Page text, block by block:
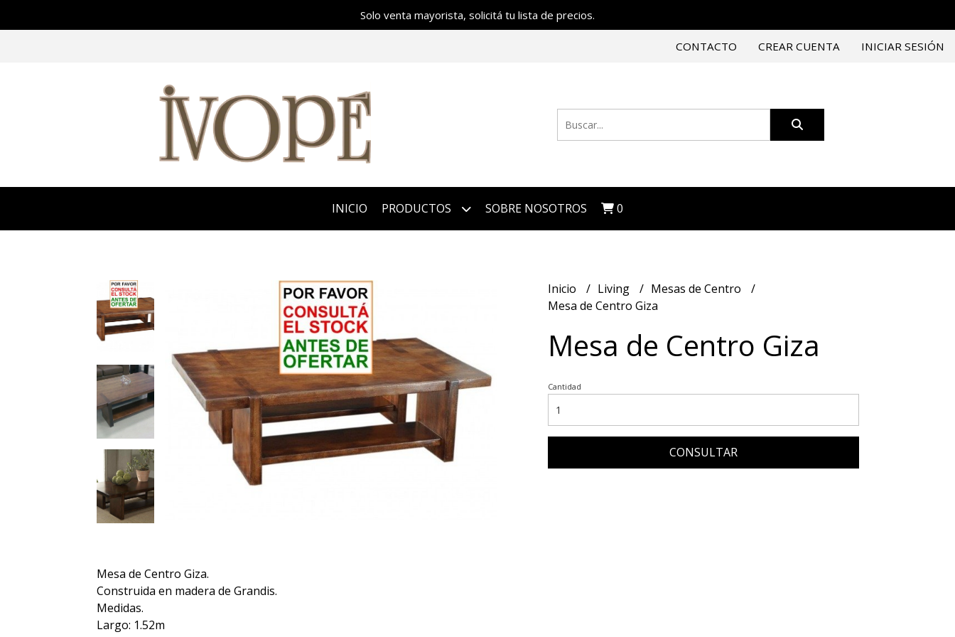
Solo venta mayorista, solicitá tu lista de precios.
CONTACTO CREAR CUENTA INICIAR SESIÓN
INICIO PRODUCTOS SOBRE NOSOTROS 0
Mesa de Centro Giza.
Construida en madera de Grandis.
Medidas.
Largo: 1.52m
Inicio Living
Mesas de Centro
Mesa de Centro Giza
Mesa de Centro Giza
Cantidad
CONSULTAR